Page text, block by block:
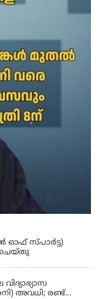
ഓഫ് സ്പാർട്ട)
അവധി; രണ്ട്